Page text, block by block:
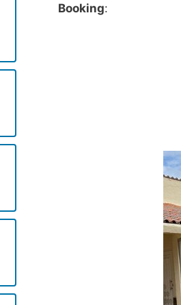
Booking: